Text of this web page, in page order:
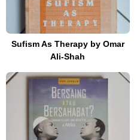
Sufism As Therapy by Omar
Ali-Shah